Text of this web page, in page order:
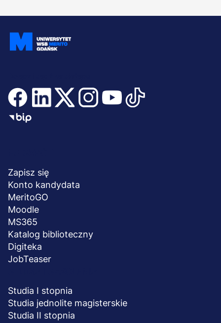
stopka
Zapisz się
Konto kandydata
MeritoGO
Moodle
MS365
Katalog biblioteczny
Digiteka
JobTeaser
Studia I stopnia
Studia jednolite magisterskie
Studia II stopnia